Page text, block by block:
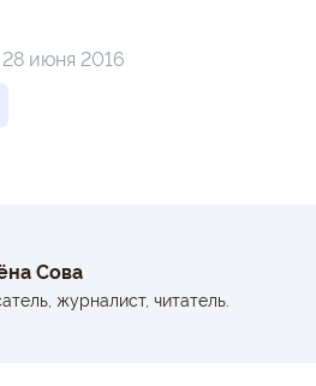
28 июня 2016
Сова
журналист, читатель.